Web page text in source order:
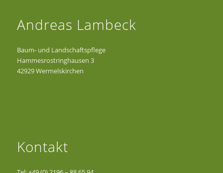
Andreas Lambeck
Baum- und Landschaftspflege
Hammesrostringhausen 3
42929 Wermelskirchen
Kontakt